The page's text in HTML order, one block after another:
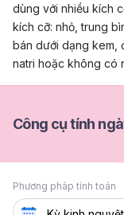
dùng với nhiều kích
kích cỡ: nhỏ, trung
bán dưới dạng kem,
natri hoặc không có
Công cụ tính
Phương pháp tính toán